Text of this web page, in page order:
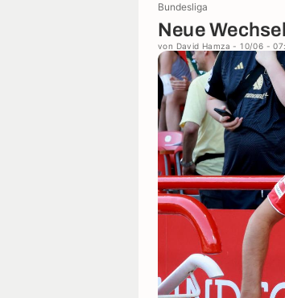
Bundesliga
Neue
von David Hamza - 10/06 -